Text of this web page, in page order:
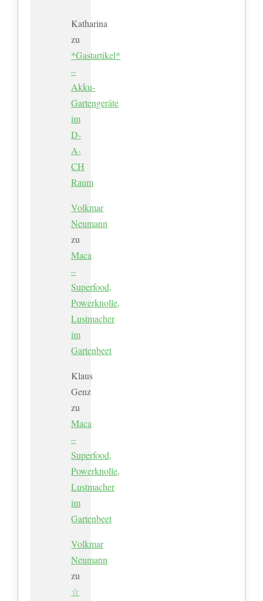
Katharina
zu
*Gastartikel*
–
Akku-
Gartengeräte
im
D-
A-
CH
Raum
Volkmar
Neumann
zu
Maca
–
Superfood,
Powerknolle,
Lustmacher
im
Gartenbeet
Klaus
Genz
zu
Maca
–
Superfood,
Powerknolle,
Lustmacher
im
Gartenbeet
Volkmar
Neumann
zu
☆